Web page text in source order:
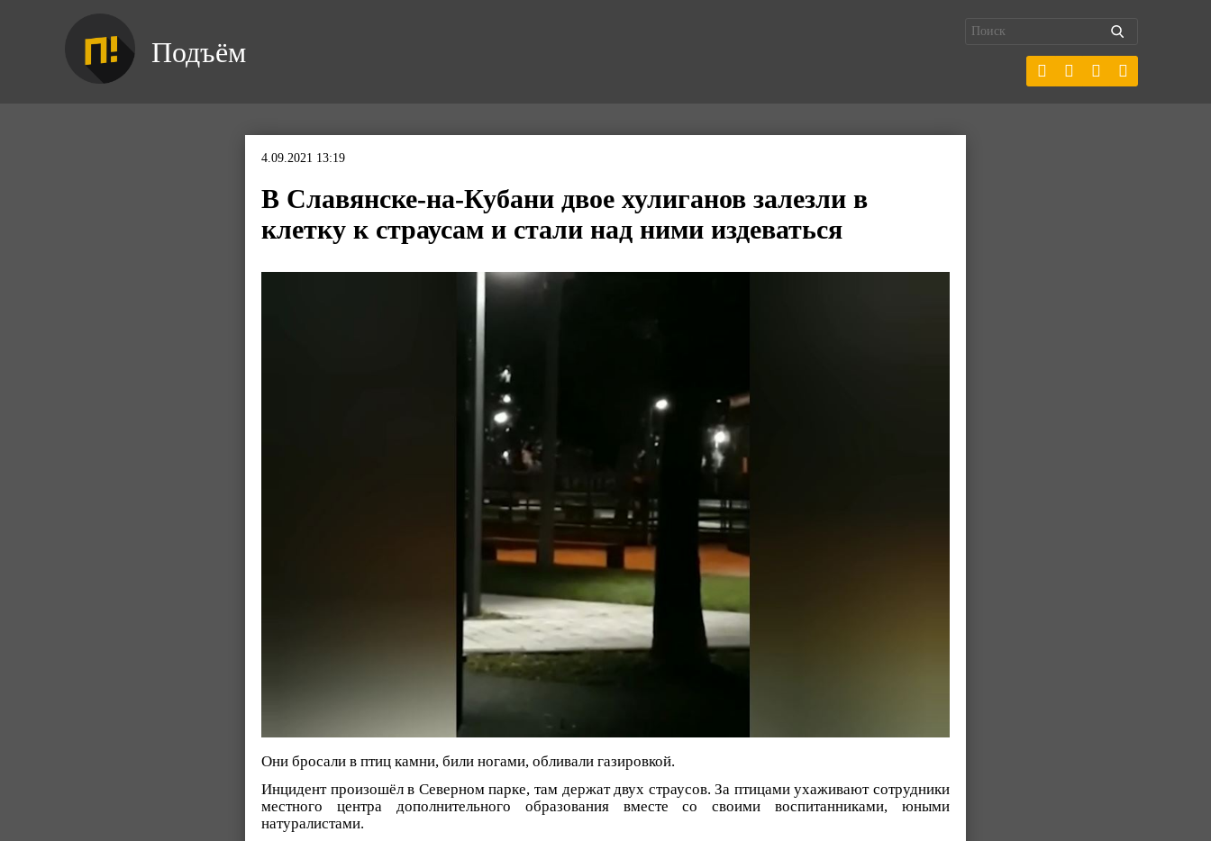
Подъём
4.09.2021 13:19
В Славянске-на-Кубани двое хулиганов залезли в
клетку к страусам и стали над ними издеваться
Они бросали в птиц камни, били ногами, обливали газировкой.
Инцидент произошёл в Северном парке, там держат двух страусов. За птицами ухаживают сотрудники
местного центра дополнительного образования вместе со своими воспитанниками, юными
натуралистами.